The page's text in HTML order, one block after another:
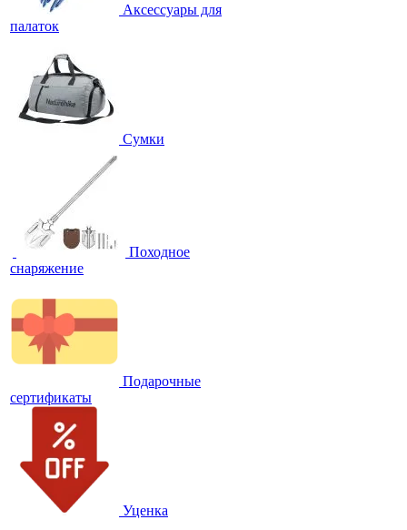
Аксессуары для
палаток
Сумки
Походное
снаряжение
Подарочные
сертификаты
Уценка